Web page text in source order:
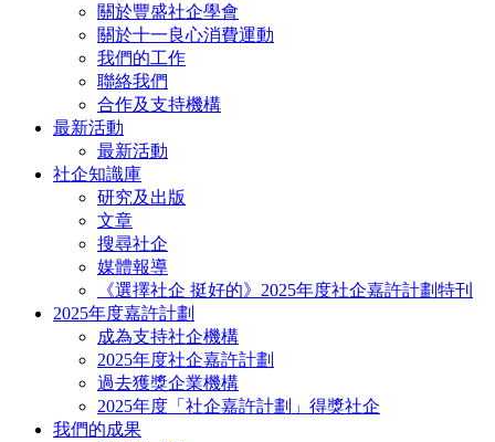
關於豐盛社企學會
關於十一良心消費運動
我們的工作
聯絡我們
合作及支持機構
最新活動
最新活動
社企知識庫
研究及出版
文章
搜尋社企
媒體報導
《選擇社企 挺好的》2025年度社企嘉許計劃特刊
2025年度嘉許計劃
成為支持社企機構
2025年度社企嘉許計劃
過去獲獎企業機構
2025年度「社企嘉許計劃」得獎社企
我們的成果